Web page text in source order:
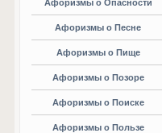
Афоризмы о Опасности
Афоризмы о Песне
Афоризмы о Пище
Афоризмы о Позоре
Афоризмы о Поиске
Афоризмы о Пользе